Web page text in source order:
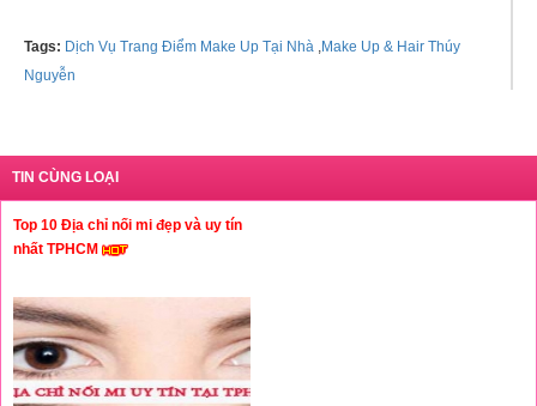
Tags: Dịch Vụ Trang Điểm Make Up Tại Nhà ,Make Up & Hair Thúy
Nguyễn
TIN CÙNG LOẠI
Top 10 Địa chỉ nối mi đẹp và uy tín
nhất TPHCM